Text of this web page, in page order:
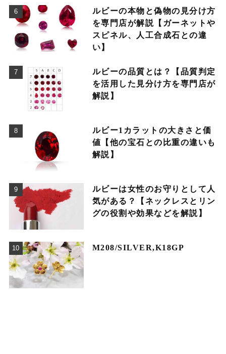
ルビーの本物と偽物の見分け方
を専門店が解説【ガーネットや
スピネル、人工合成石との違
い】
ルビーの品質とは？【品質判定
を活用した見分け方を専門店が
解説】
ルビー1カラットの大きさと価
値【他の宝石との比重の違いも
解説】
ルビーは女性のお守りとして人
気がある？【ネックレスとリン
グの役割や効果などを解説】
M208/SILVER,K18GP